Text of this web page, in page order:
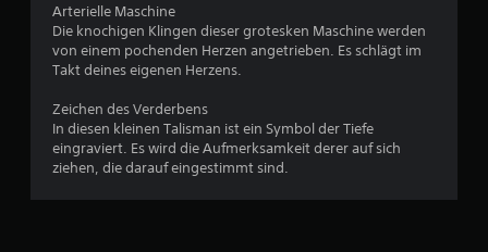
t
Arterielle Maschine
Die knochigen Klingen dieser grotesken Maschine werden
von einem pochenden Herzen angetrieben. Es schlägt im
Takt deines eigenen Herzens.
Zeichen des Verderbens
In diesen kleinen Talisman ist ein Symbol der Tiefe
eingraviert. Es wird die Aufmerksamkeit derer auf sich
ziehen, die darauf eingestimmt sind.